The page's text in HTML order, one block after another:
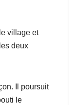
village et
deux
Il poursuit
le